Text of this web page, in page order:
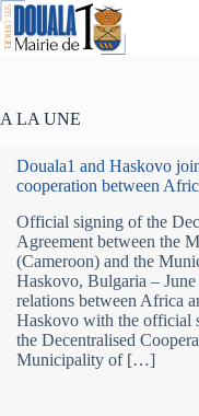
Passer
au
contenu
A LA UNE
Douala1 and Haskovo
cooperation between
Official signing of the
Agreement between the
(Cameroon) and the
Haskovo, Bulgaria –
relations between Africa
Haskovo with the official
the Decentralised
Municipality of […]